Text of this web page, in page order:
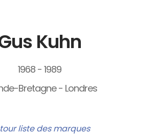
Kuhn
1968 - 1989
Bretagne - Londres
liste des marques